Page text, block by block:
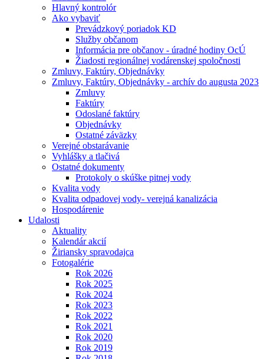
Hlavný kontrolór
Ako vybaviť
Prevádzkový poriadok KD
Služby občanom
Informácia pre občanov - úradné hodiny OcÚ
Žiadosti regionálnej vodárenskej spoločnosti
Zmluvy, Faktúry, Objednávky
Zmluvy, Faktúry, Objednávky - archív do augusta 2023
Zmluvy
Faktúry
Odoslané faktúry
Objednávky
Ostatné záväzky
Verejné obstarávanie
Vyhlášky a tlačivá
Ostatné dokumenty
Protokoly o skúške pitnej vody
Kvalita vody
Kvalita odpadovej vody- verejná kanalizácia
Hospodárenie
Udalosti
Aktuality
Kalendár akcií
Žiriansky spravodajca
Fotogalérie
Rok 2026
Rok 2025
Rok 2024
Rok 2023
Rok 2022
Rok 2021
Rok 2020
Rok 2019